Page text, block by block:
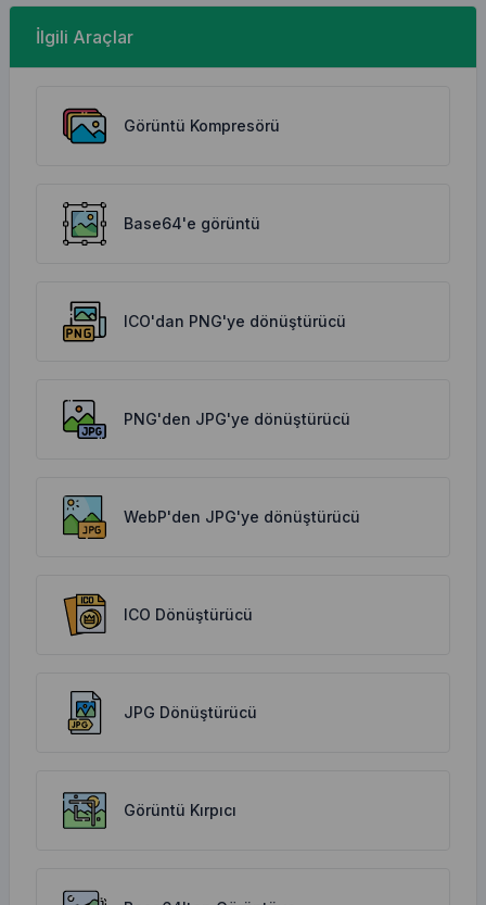
İlgili Araçlar
Görüntü Kompresörü
Base64'e görüntü
ICO'dan PNG'ye dönüştürücü
PNG'den JPG'ye dönüştürücü
WebP'den JPG'ye dönüştürücü
ICO Dönüştürücü
JPG Dönüştürücü
Görüntü Kırpıcı